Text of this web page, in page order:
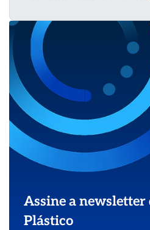
Assine a
Plástico